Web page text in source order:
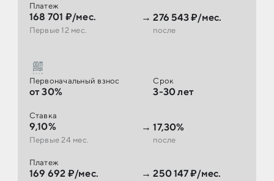
Платеж
168 701 ₽/мес.
Первые 12 мес.
→ 276 543 ₽/мес.
после
Первоначальный взнос
от 30%
Ставка
9,10%
Первые 24 мес.
→ 17,30%
после
Срок
3-30 лет
Платеж
169 692 ₽/мес. → 250 147 ₽/мес.